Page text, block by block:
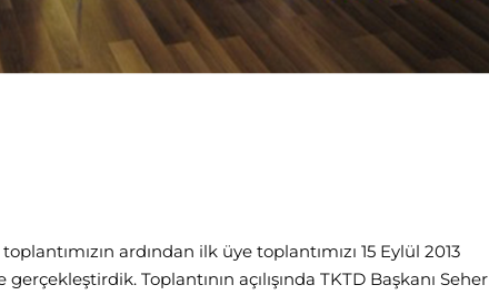
ardından ilk üye toplantımızı 15 Eylül 2013
Toplantının açılışında TKTD Başkanı Seher